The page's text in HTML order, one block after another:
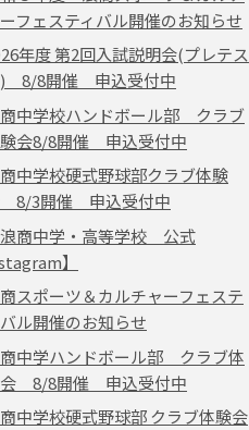
フェスティバル開催のお知らせ
年度 第2回入試説明会(プレテス
) 8/8開催 申込受付中
中学校ハンドボール部 クラブ
会8/8開催 申込受付中
中学校硬式野球部クラブ体験
8/3開催 申込受付中
浪商中学・高等学校 公式
】
スポーツ＆カルチャーフェステ
ル開催のお知らせ
中学ハンドボール部 クラブ体
8/8開催 申込受付中
中学校硬式野球部 クラブ体験会